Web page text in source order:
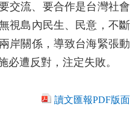
交流、要合作是台灣社會
視島內民生、民意，不斷
岸關係，導致台海緊張動
必遭反對，注定失敗。
讀文匯報PDF版面